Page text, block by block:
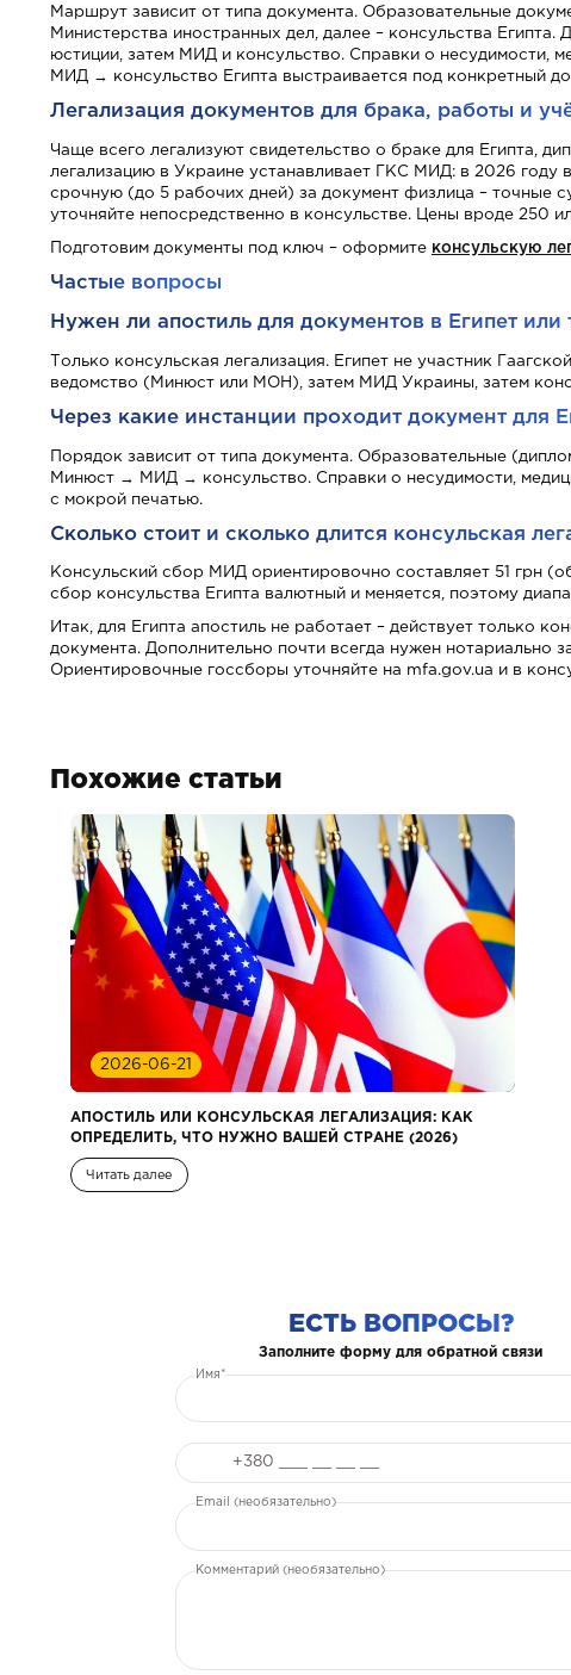
Маршрут зависит от типа документа. Образовательные
Министерства иностранных дел, далее – консульства
юстиции, затем МИД и консульство. Справки о несудимости,
МИД → консульство Египта выстраивается под конкретный
Легализация документов для брака, работы и
Чаще всего легализуют свидетельство о браке для Египта,
легализацию в Украине устанавливает ГКС МИД: в 2026 году
срочную (до 5 рабочих дней) за документ физлица – точные
уточняйте непосредственно в консульстве. Цены вроде 250
Подготовим документы под ключ – оформите консульскую
Частые вопросы
Нужен ли апостиль для документов в Египет или
Только консульская легализация. Египет не участник
ведомство (Минюст или МОН), затем МИД Украины, затем
Через какие инстанции проходит документ для
Порядок зависит от типа документа. Образовательные
Минюст → МИД → консульство. Справки о несудимости,
с мокрой печатью.
Сколько стоит и сколько длится консульская
Консульский сбор МИД ориентировочно составляет 51 грн
сбор консульства Египта валютный и меняется, поэтому
Итак, для Египта апостиль не работает – действует только
документа. Дополнительно почти всегда нужен нотариально
Ориентировочные госсборы уточняйте на mfa.gov.ua и в
Похожие статьи
2026-06-21
АПОСТИЛЬ ИЛИ КОНСУЛЬСКАЯ ЛЕГАЛИЗАЦИЯ: КАК
ОПРЕДЕЛИТЬ, ЧТО НУЖНО ВАШЕЙ СТРАНЕ (2026)
Читать далее
ЕСТЬ ВОПРОСЫ?
Заполните форму для обратной связи
Имя*
Телефон
Email (необязательно)
Комментарий (необязательно)